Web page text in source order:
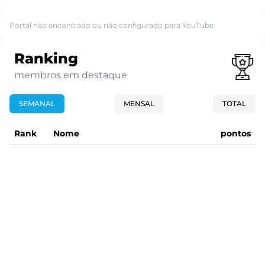
Portal não encontrado ou não configurado para YouTube.
Ranking
membros em destaque
SEMANAL MENSAL TOTAL
Rank Nome pontos